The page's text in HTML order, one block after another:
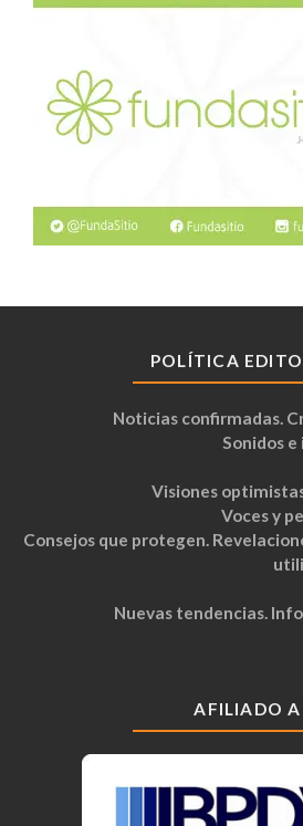
POLÍTICA
Noticias confirmadas.
Sonidos
Visiones
Voces y
Consejos que protegen.
Nuevas tendencias.
AFILIADO A